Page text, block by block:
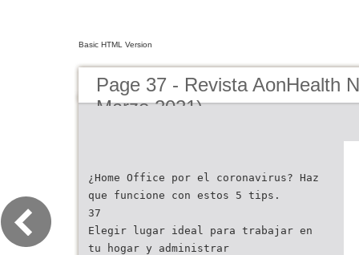
Basic HTML Version
Page 37 - Revista AonHealth
Marzo 2021)
¿Home Office por el coronavirus? Haz
que funcione con estos 5 tips.
37
Elegir lugar ideal para trabajar en
tu hogar y administrar